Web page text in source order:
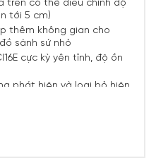
trên có thể điều chỉnh độ
tới 5 cm)
thêm không gian cho
sành sứ nhỏ
cực kỳ yên tĩnh, độ ồn
phát hiện và loại bỏ hiện
chỉnh lượng nước
và sử dụng tiện ích